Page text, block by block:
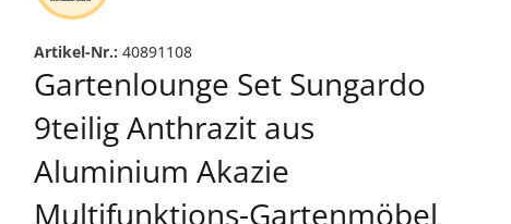
Artikel-Nr.:40891108
Gartenlounge Set Sungardo
9teilig Anthrazit aus
Aluminium Akazie
Multifunktions-Gartenmöbel